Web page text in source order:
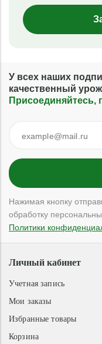
У всех наших
качественный
Нажимая кнопку
обработку
Политики
Личный кабинет
Учетная запись
Мои заказы
Избранные товары
Корзина